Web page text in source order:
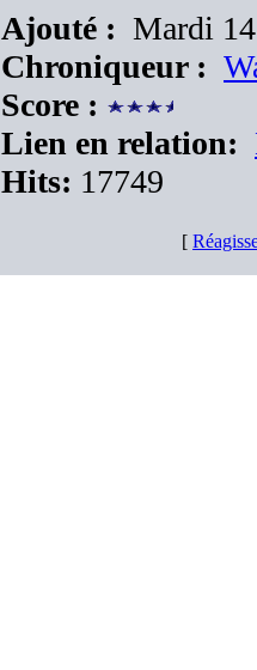
Ajouté : Mardi
Chroniqueur :
Score :
Lien en relation:
Hits: 17749
[